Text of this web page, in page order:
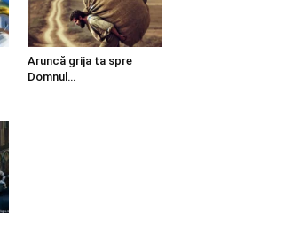
Aruncă grija ta spre
Domnul…